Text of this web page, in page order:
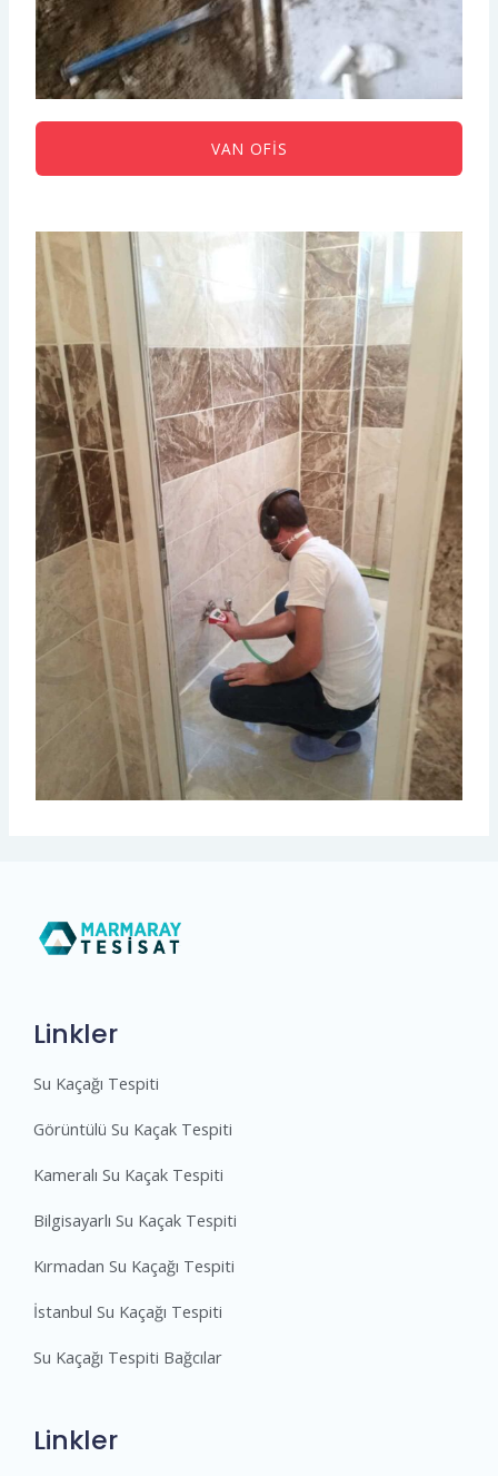
VAN OFIS
Linkler
Su Kaçağı Tespiti
Görüntülü Su Kaçak Tespiti
Kameralı Su Kaçak Tespiti
Bilgisayarlı Su Kaçak Tespiti
Kırmadan Su Kaçağı Tespiti
İstanbul Su Kaçağı Tespiti
Su Kaçağı Tespiti Bağcılar
Linkler